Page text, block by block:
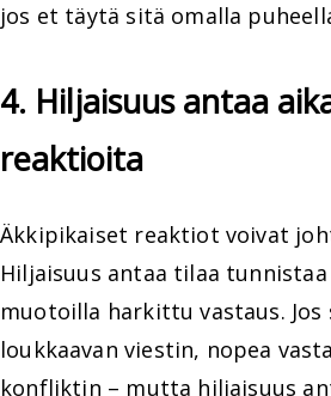
jos et täytä sitä omalla
4. Hiljaisuus antaa
reaktioita
Äkkipikaiset reaktiot voivat
Hiljaisuus antaa tilaa
muotoilla harkittu vastaus. Jos
loukkaavan viestin, nopea
konfliktin – mutta hiljaisuus